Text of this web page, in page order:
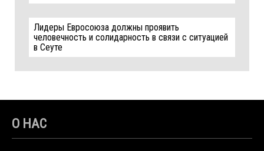
Лидеры Евросоюза должны проявить
человечность и солидарность в связи с ситуацией
в Сеуте
О НАС